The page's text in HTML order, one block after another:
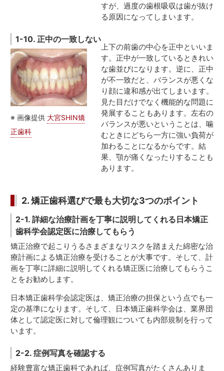
すが、過度の歯根吸収は歯が抜け
る原因になってしまいます。
1-10. 正中の一致しない
※ 画像提供 大宮SHIN矯
正歯科
上下の前歯の中心を正中といいま
す。正中が一致しているときれい
な歯並びになります。逆に、正中
が不一致だと、バランスが悪くな
り顔に違和感が出てしまいます。
見た目だけでなく機能的な問題に
発展することもあります。左右の
バランスが悪いということは、噛
むときにどちら一方に強い負荷が
加わることになるからです。結
果、顎が痛くなったりすることも
あります。
2. 矯正歯科選びで最も大切な3つのポイント
2-1. 詳細な治療計画を丁寧に説明してくれる日本矯正
歯科学会認定医に治療してもらう
矯正治療で起こりうるさまざまなリスクを踏まえた綿密な治
療計画による矯正治療を受けることが大事です。そして、計
画を丁寧に詳細に説明してくれる矯正医に治療してもらうこ
とをお勧めします。
日本矯正歯科学会認定医は、矯正治療の担保という点でも一
定の基準になります。そして、日本矯正歯科学会は、業界団
体として認定医に対して倫理観についても内部規制を行って
います。
2-2. 症例写真を確認する
経験豊富な矯正歯科であれば、症例写真がたくさんありま